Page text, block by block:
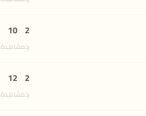
2
رد
10
مشاهدة
2
رد
12
مشاهدة